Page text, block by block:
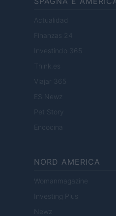
Actualidad
Finanzas 24
Investindo 365
Think.es
Viajar 365
ES Newz
Pet Story
Encocina
NORD AMERICA
Womanmagazine
Investing Plus
Newz